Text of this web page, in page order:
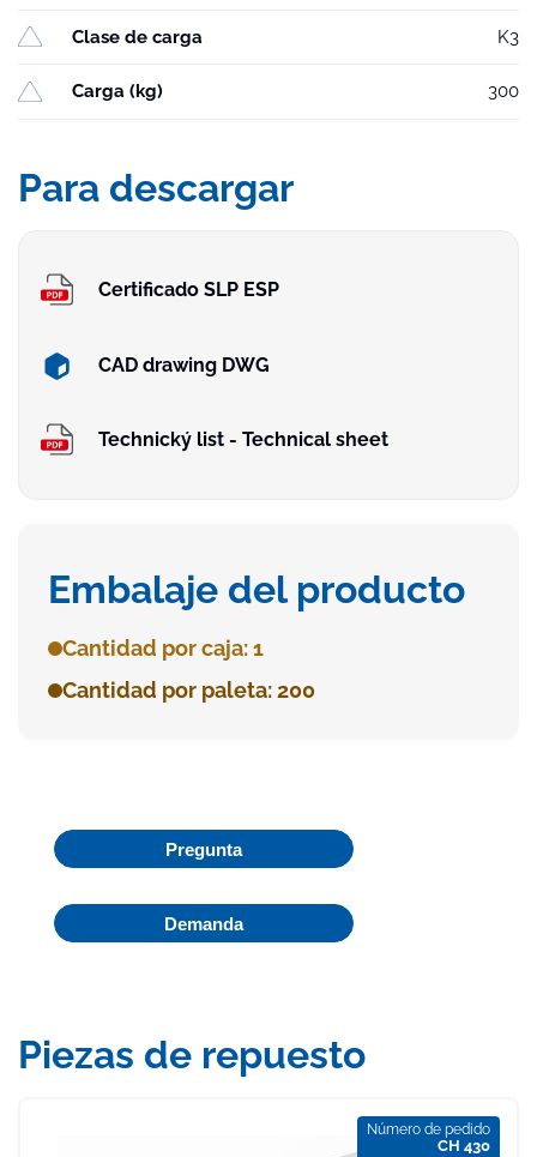
Clase de carga K3
Carga (kg) 300
Para descargar
Certificado SLP ESP
CAD drawing DWG
Technický list - Technical sheet
Embalaje del producto
Cantidad por caja: 1
Cantidad por paleta: 200
Pregunta
Demanda
Piezas de repuesto
Número de pedido
CH 430